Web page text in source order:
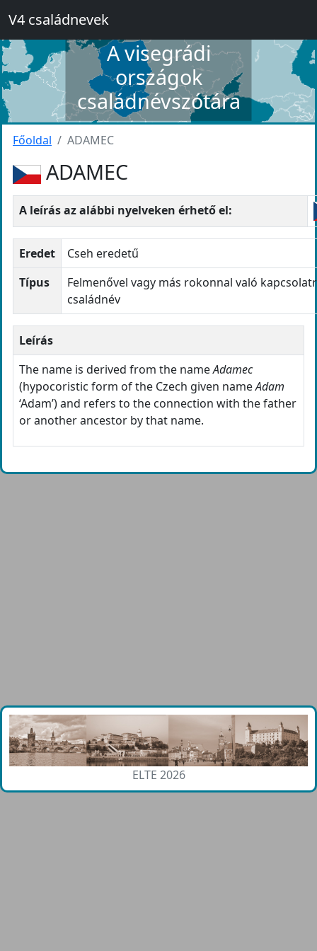
V4 családnevek
A visegrádi
országok
családnévszótára
Főoldal ADAMEC
ADAMEC
A leírás az alábbi nyelveken érhető el:
Eredet
Cseh eredetű
Típus
Felmenővel vagy más rokonnal való
családnév
Leírás
The name is derived from the nameAdamec
(hypocoristic form of the Czech given nameAdam
‘Adam’) and refers to the connection with the father
or another ancestor by that name.
ELTE 2026